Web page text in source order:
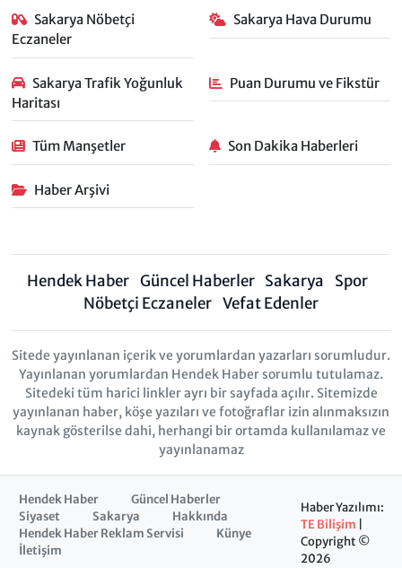
Sakarya Nöbetçi
Eczaneler
Sakarya Hava Durumu
Sakarya Trafik Yoğunluk
Haritası
Puan Durumu ve Fikstür
Tüm Manşetler Son Dakika Haberleri
Haber Arşivi
Hendek Haber Güncel Haberler Sakarya
Spor
Nöbetçi Eczaneler Vefat Edenler
Sitede yayınlanan içerik ve yorumlardan yazarları sorumludur.
Yayınlanan yorumlardan Hendek Haber sorumlu tutulamaz.
Sitedeki tüm harici linkler ayrı bir sayfada açılır. Sitemizde
yayınlanan haber, köşe yazıları ve fotoğraflar izin alınmaksızın
kaynak gösterilse dahi, herhangi bir ortamda kullanılamaz ve
yayınlanamaz
Hendek Haber
Güncel Haberler
Siyaset
Sakarya
Hakkında
Hendek Haber Reklam Servisi
Künye
İletişim
Haber Yazılımı:
TE Bilişim
Copyright ©
2026